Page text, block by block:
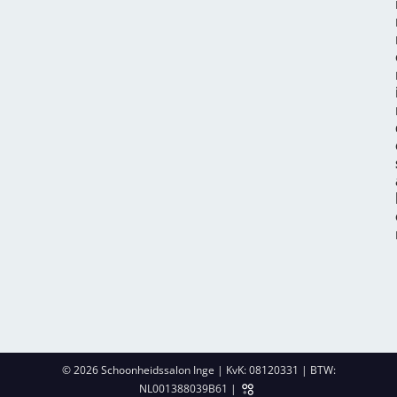
© 2026 Schoonheidssalon Inge | KvK: 08120331 | BTW:
NL001388039B61 |